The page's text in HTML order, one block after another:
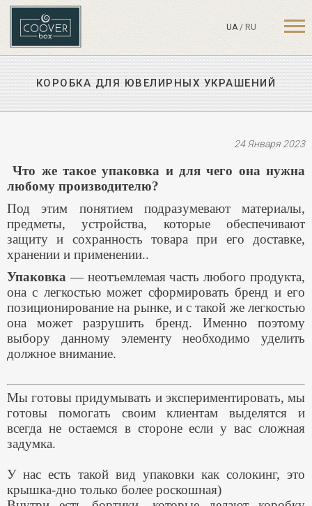
UA / RU
КОРОБКА ДЛЯ ЮВЕЛИРНЫХ УКРАШЕНИЙ
24 Января 2023
Что же такое упаковка и для чего она нужна
любому производителю?
Под этим понятием подразумевают материалы,
предметы, устройства, которые обеспечивают
защиту и сохранность товара при его доставке,
хранении и применении..
Упаковка — неотъемлемая часть любого продукта,
она с легкостью может сформировать бренд и его
позиционирование на рынке, и с такой же легкостью
она может разрушить бренд. Именно поэтому
выбору данному элементу необходимо уделить
должное внимание.
Мы готовы придумывать и экспериментировать, мы
готовы помогать своим клиентам выделятся и
всегда не остаемся в стороне если у вас сложная
задумка.
У нас есть такой вид упаковки как солокинг, это
крышка-дно только более роскошная)